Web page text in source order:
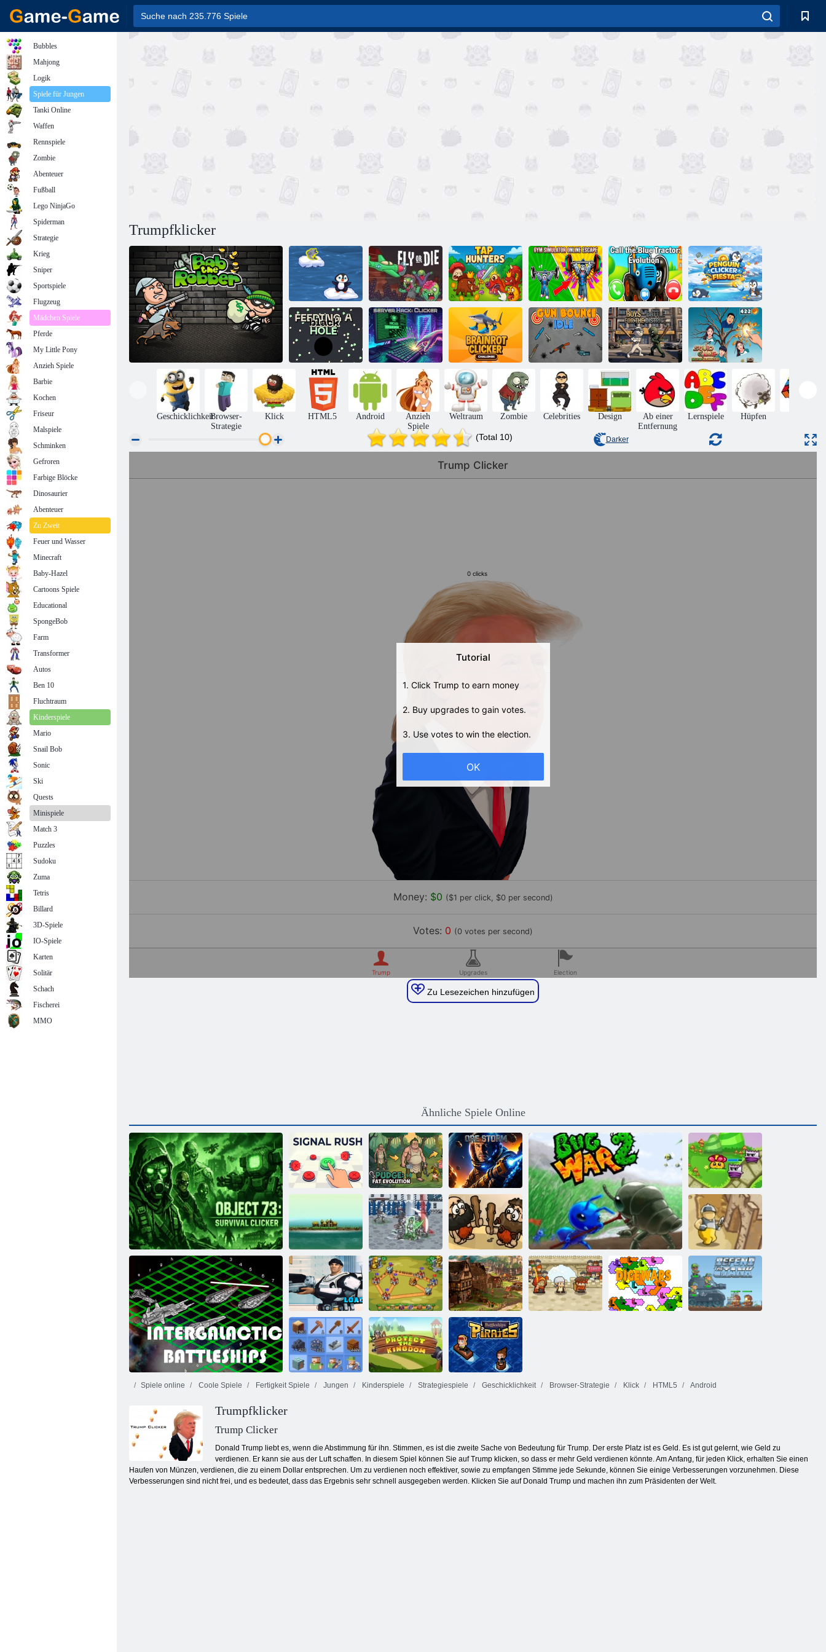
Trumpfklicker
Pinguin Sprung Flieg oder stirb
Tippen Sie auf
Jäger
Fitnessstudio-
Simulator
Online Escape
Nennen Sie den
blauen Traktor:
Evolution
Pinguin-Clicker-
Fiesta
Ein Schwarzes
Loch füttern
Server-Hack:
Clicker
Brainrot Clicker
Challenge
Waffenabprall
im Leerlauf
Jungs – Kampf
um den Bezirk
Squid Game
Evolution: Alle
Charaktere!
GeschicklichkeitBrowser-
Strategie
Klick HTML5 Android
Anzieh
Spiele
Weltraum Zombie Celebrities Design
Ab einer
Entfernung
Lernspiele Hüpfen
(Total 10) Darker
Zu Lesezeichen hinzufügen
Ähnliche Spiele Online
Objekt 73: Survival Clicker
Signalrausch
Pudge: Fat
Evolution
Clicker
Erzsturm
Wächter des
Hains
Reich Insel Feudalismus 3
Intergalaktische Battleships
Ehrfürchtig
Eroberung
Schutz des
Kreuzfahrers
Mad Kampf
Marines
Royal Knight
Schmiede von
Imperien
Spiele online Coole Spiele Fertigkeit Spiele Jungen Kinderspiele Strategiespiele Geschicklichkeit Browser-Strategie Klick HTML5 Android
Trumpfklicker
Trump Clicker
Donald Trump liebt es, wenn die Abstimmung für ihn. Stimmen, es ist die zweite Sache von Bedeutung für Trump. Der erste Platz ist es Geld. Es ist gut gelernt, wie Geld zu
verdienen. Er kann sie aus der Luft schaffen. In diesem Spiel können Sie auf Trump klicken, so dass er mehr Geld verdienen könnte. Am Anfang, für jeden Klick, erhalten Sie einen
Haufen von Münzen, verdienen, die zu einem Dollar entsprechen. Um zu verdienen noch effektiver, sowie zu empfangen Stimme jede Sekunde, können Sie einige Verbesserungen vorzunehmen. Diese
Verbesserungen sind nicht frei, und es bedeutet, dass das Ergebnis sehr schnell ausgegeben werden. Klicken Sie auf Donald Trump und machen ihn zum Präsidenten der Welt.
Bubbles
Mahjong
Logik
Spiele für Jungen
Tanki Online
Waffen
Rennspiele
Zombie
Abenteuer
Fußball
Lego NinjaGo
Spiderman
Strategie
Krieg
Sniper
Sportspiele
Flugzeug
Mädchen Spiele
Pferde
My Little Pony
Anzieh Spiele
Barbie
Kochen
Friseur
Malspiele
Schminken
Gefroren
Farbige Blöcke
Dinosaurier
Abenteuer
Zu Zweit
Feuer und Wasser
Minecraft
Baby-Hazel
Cartoons Spiele
Educational
SpongeBob
Farm
Transformer
Autos
Ben 10
Fluchtraum
Kinderspiele
Mario
Snail Bob
Sonic
Ski
Quests
Minispiele
Match 3
Puzzles
Sudoku
Zuma
Tetris
Billard
3D-Spiele
IO-Spiele
Karten
Solitär
Schach
Fischerei
MMO